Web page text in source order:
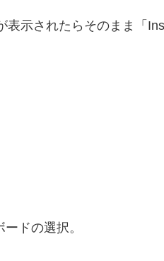
示されたらそのまま「
ドの選択。